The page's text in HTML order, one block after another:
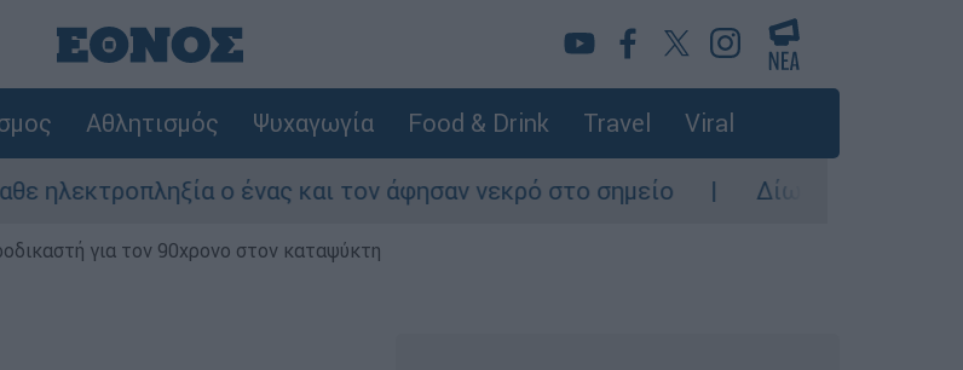
Αθλητισμός Ψυχαγωγία Food & Drink Travel Viral
ο ένας και τον άφησαν νεκρό στο σημείο Δίωξη για ανθρωποκτονία από
για τον 90χρονο στον καταψύκτη